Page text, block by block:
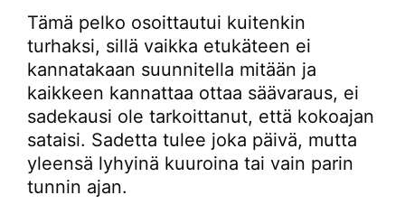
Tämä pelko osoittautui kuitenkin
turhaksi, sillä vaikka etukäteen ei
kannatakaan suunnitella mitään ja
kaikkeen kannattaa ottaa säävaraus, ei
sadekausi ole tarkoittanut, että kokoajan
sataisi. Sadetta tulee joka päivä, mutta
yleensä lyhyinä kuuroina tai vain parin
tunnin ajan.